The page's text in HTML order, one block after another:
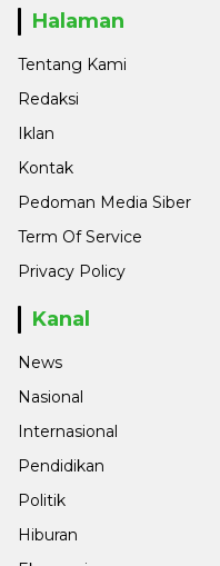
Halaman
Tentang Kami
Redaksi
Iklan
Kontak
Pedoman Media Siber
Term Of Service
Privacy Policy
Kanal
News
Nasional
Internasional
Pendidikan
Politik
Hiburan